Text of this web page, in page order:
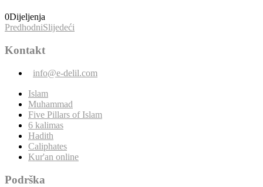
0Dijeljenja
PredhodniSlijedeći
Kontakt
info@e-delil.com
Islam
Muhammad
Five Pillars of Islam
6 kalimas
Hadith
Caliphates
Kur'an online
Podrška